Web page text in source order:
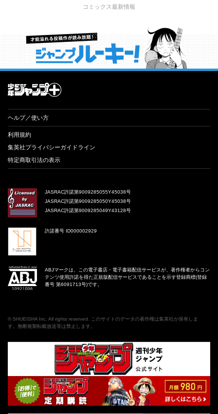
コミックス最新情報
才能溢れる投稿作が読み放題！ ジャンプルーキー！
ヘルプ／使い方
利用規約
集英社プライバシーガイドライン
特定商取引法の表示
JASRAC許諾第9009285055Y45038号
JASRAC許諾第9009285050Y45038号
JASRAC許諾第9009285049Y43128号
許諾番号 ID000002929
ABJマークは、この電子書店・電子書籍配信サービスが、著作権者からコン
テンツ使用許諾を得た正規版配信サービスであることを示す登録商標(登録
番号 第6091713号)です。
© SHUEISHA Inc . All rights reserved. このサイトのデータの著作権は集英社が保有しま
す。無断複製転載放送等は禁止します。